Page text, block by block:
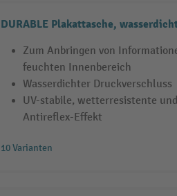
DURABLE Plakattasche,
Zum Anbringen von
feuchten Innenbereich
Wasserdichter Druckverschluss
UV-stabile, wetterresistente
Antireflex-Effekt
10 Varianten